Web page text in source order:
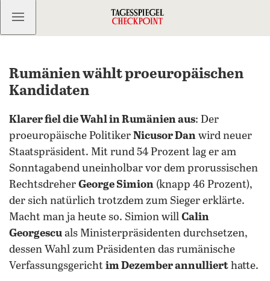
Kostenlos anmelden
Rumänien wählt proeuropäischen
Kandidaten
Klarer fiel die Wahl in Rumänien aus: Der
proeuropäische Politiker Nicusor Dan wird neuer
Staatspräsident. Mit rund 54 Prozent lag er am
Sonntagabend uneinholbar vor dem prorussischen
Rechtsdreher George Simion (knapp 46 Prozent),
der sich natürlich trotzdem zum Sieger erklärte.
Macht man ja heute so. Simion will Calin
Georgescu als Ministerpräsidenten durchsetzen,
dessen Wahl zum Präsidenten das rumänische
Verfassungsgericht im Dezember annulliert hatte.